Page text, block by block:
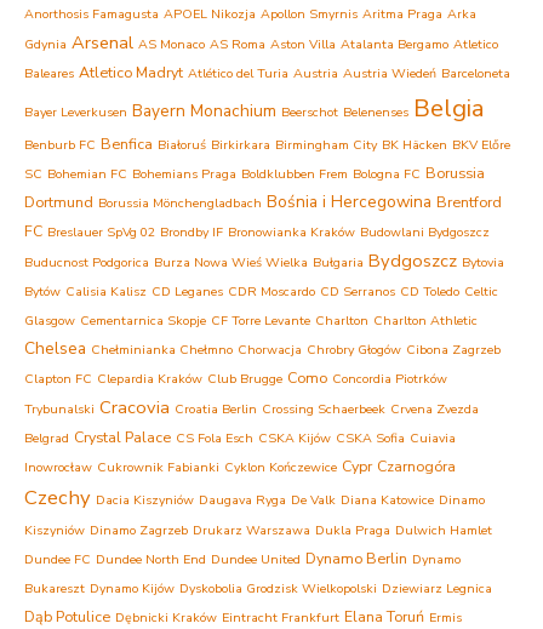
Anorthosis Famagusta APOEL Nikozja Apollon Smyrnis Aritma Praga Arka
Gdynia Arsenal AS Monaco AS Roma Aston Villa Atalanta Bergamo Atletico
Baleares Atletico Madryt Atlético del Turia Austria Austria Wiedeń Barceloneta
Bayer Leverkusen Bayern Monachium Beerschot Belenenses Belgia
Benburb FC Benfica Białoruś Birkirkara Birmingham City BK Häcken BKV Előre
SC Bohemian FC Bohemians Praga Boldklubben Frem Bologna FC Borussia
Dortmund Borussia Mönchengladbach Bośnia i Hercegowina Brentford
FC Breslauer SpVg 02 Brondby IF Bronowianka Kraków Budowlani Bydgoszcz
Buducnost Podgorica Burza Nowa Wieś Wielka Bułgaria Bydgoszcz Bytovia
Bytów Calisia Kalisz CD Leganes CDR Moscardo CD Serranos CD Toledo Celtic
Glasgow Cementarnica Skopje CF Torre Levante Charlton Charlton Athletic
Chelsea Chełminianka Chełmno Chorwacja Chrobry Głogów Cibona Zagrzeb
Clapton FC Clepardia Kraków Club Brugge Como Concordia Piotrków
Trybunalski Cracovia Croatia Berlin Crossing Schaerbeek Crvena Zvezda
Belgrad Crystal Palace CS Fola Esch CSKA Kijów CSKA Sofia Cuiavia
Inowrocław Cukrownik Fabianki Cyklon Kończewice Cypr Czarnogóra
Czechy Dacia Kiszyniów Daugava Ryga De Valk Diana Katowice Dinamo
Kiszyniów Dinamo Zagrzeb Drukarz Warszawa Dukla Praga Dulwich Hamlet
Dundee FC Dundee North End Dundee United Dynamo Berlin Dynamo
Bukareszt Dynamo Kijów Dyskobolia Grodzisk Wielkopolski Dziewiarz Legnica
Dąb Potulice Dębnicki Kraków Eintracht Frankfurt Elana Toruń Ermis